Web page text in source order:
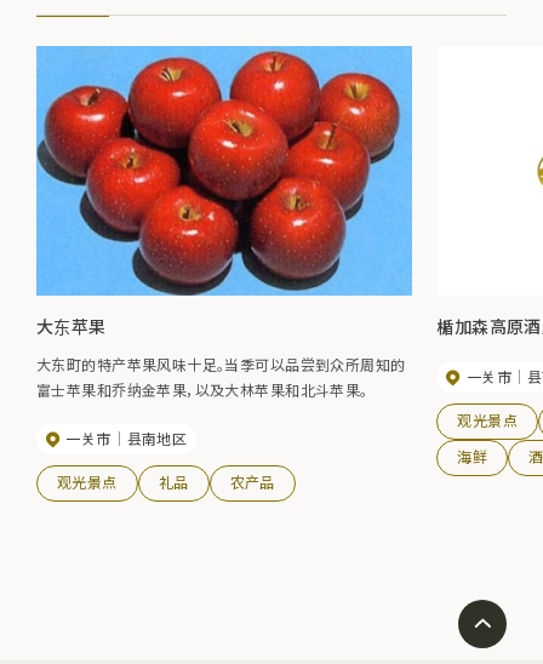
大东苹果
大东町的特产苹果风味十足。当季可以品尝到众所周知的
富士苹果和乔纳金苹果，以及大林苹果和北斗苹果。
一关市 县南地区
观光景点 礼品 农产品
楯加森高原
一关市
观光景点
海鲜